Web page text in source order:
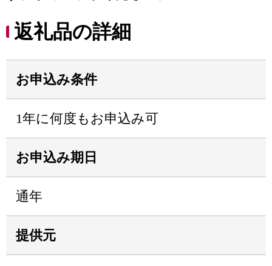
返礼品の詳細
お申込み条件
1年に何度もお申込み可
お申込み期日
通年
提供元